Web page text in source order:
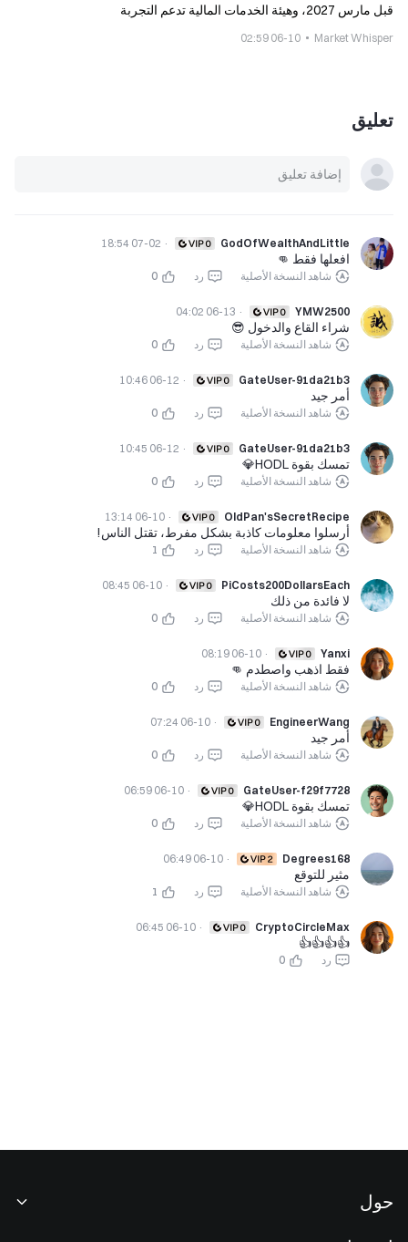
قبل مارس 2027، وهيئة الخدمات المالية تدعم التجربة
Market Whisper
06-10 02:59
تعليق
GodOfWealthAndLittle
·
07-02 18:54
افعلها فقط 👊
شاهد النسخة الأصلية رد 0
YMW2500
·
06-13 04:02
شراء القاع والدخول 😎
شاهد النسخة الأصلية رد 0
GateUser-91da21b3
·
06-12 10:46
أمر جيد
شاهد النسخة الأصلية رد 0
GateUser-91da21b3
·
06-12 10:45
تمسك بقوة HODL💎
شاهد النسخة الأصلية رد 0
OldPan'sSecretRecipe
·
06-10 13:14
أرسلوا معلومات كاذبة بشكل مفرط، تقتل الناس!
شاهد النسخة الأصلية رد 1
PiCosts200DollarsEach
·
06-10 08:45
لا فائدة من ذلك
شاهد النسخة الأصلية رد 0
Yanxi
·
06-10 08:19
فقط اذهب واصطدم 👊
شاهد النسخة الأصلية رد 0
EngineerWang
·
06-10 07:24
أمر جيد
شاهد النسخة الأصلية رد 0
GateUser-f29f7728
·
06-10 06:59
تمسك بقوة HODL💎
شاهد النسخة الأصلية رد 0
Degrees168
·
06-10 06:49
مثير للتوقع
شاهد النسخة الأصلية رد 1
CryptoCircleMax
·
06-10 06:45
👍👍👍👍
رد 0
حول